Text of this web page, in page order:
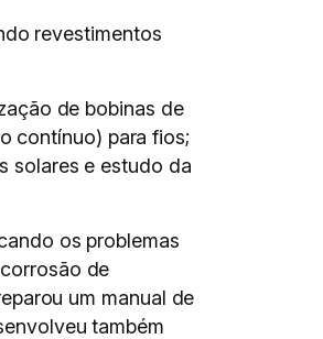
revestimentos
de bobinas de
contínuo) para fios;
solares e estudo da
os problemas
de
um manual de
também